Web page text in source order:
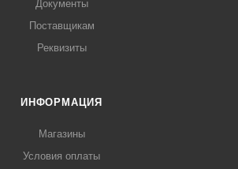
Документы
Поставщикам
Реквизиты
ИНФОРМАЦИЯ
Магазины
Условия оплаты